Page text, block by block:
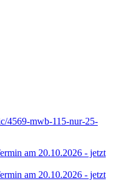
4569-mwb-115-nur-25-